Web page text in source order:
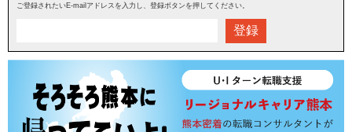
ご登録されたいE-mailアドレスを入力し、登録ボタンを押してください。
登録